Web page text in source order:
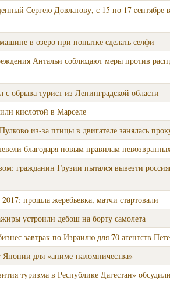
Сергею Довлатову, с 15 по 17 cентябре
в озеро при попытке сделать селфи
Антальи соблюдают меры против
с обрыва турист из Ленинградской области
кислотой в Марселе
из-за птицы в двигателе занялась
благодаря новым правилам
гражданин Грузии пытался вывезти
прошла жеребьевка, матчи стартовали
устроили дебош на борту самолета
завтрак по Израилю для 70 агентств
для «аниме-паломничества»
туризма в Республике Дагестан»